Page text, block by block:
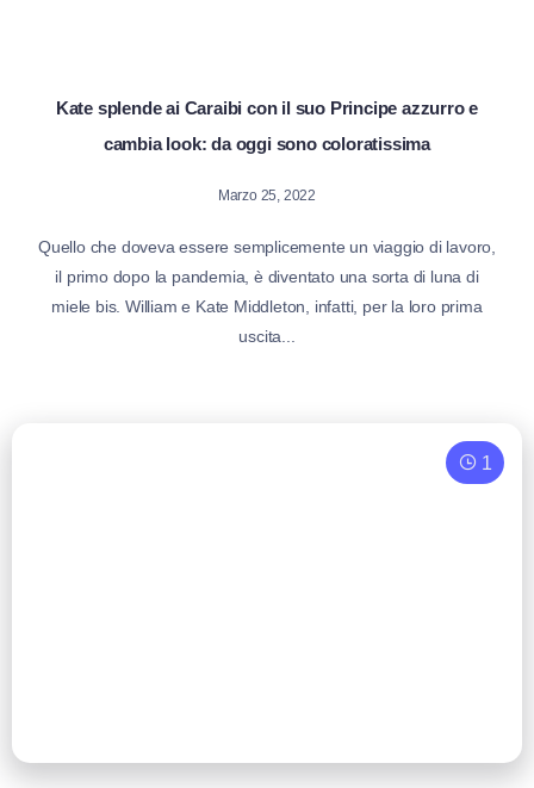
Kate splende ai Caraibi con il suo Principe azzurro e
cambia look: da oggi sono coloratissima
Marzo 25, 2022
Quello che doveva essere semplicemente un viaggio di lavoro,
il primo dopo la pandemia, è diventato una sorta di luna di
miele bis. William e Kate Middleton, infatti, per la loro prima
uscita...
1